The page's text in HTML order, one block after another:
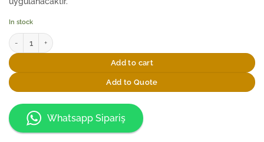
In stock
Elsanat Traditional Hediye Kutusu quantity
Add to cart
Add to Quote
Whatsapp Sipariş